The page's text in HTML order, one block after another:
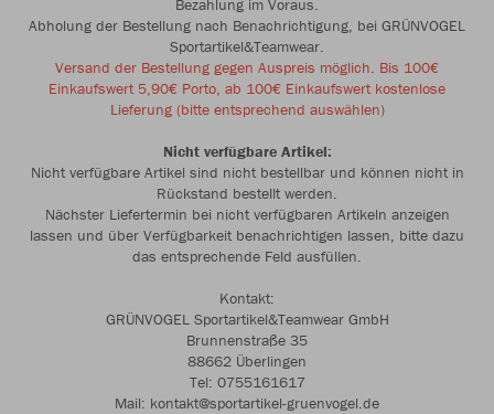
Bezahlung im Voraus.
Abholung der Bestellung nach Benachrichtigung, bei GRÜNVOGEL
Sportartikel&Teamwear.
Versand der Bestellung gegen Auspreis möglich. Bis 100€
Einkaufswert 5,90€ Porto, ab 100€ Einkaufswert kostenlose
Lieferung (bitte entsprechend auswählen)
Nicht verfügbare Artikel:
Nicht verfügbare Artikel sind nicht bestellbar und können nicht in
Rückstand bestellt werden.
Nächster Liefertermin bei nicht verfügbaren Artikeln anzeigen
lassen und über Verfügbarkeit benachrichtigen lassen, bitte dazu
das entsprechende Feld ausfüllen.
Kontakt:
GRÜNVOGEL Sportartikel&Teamwear GmbH
Brunnenstraße 35
88662 Überlingen
Tel: 0755161617
Mail: kontakt@sportartikel-gruenvogel.de